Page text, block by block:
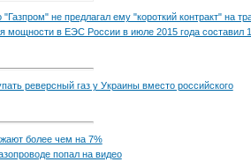
не предлагал ему "короткий контракт" на
мощности в ЕЭС России в июле 2015 года составил
реверсный газ у Украины вместо российского
более чем на 7%
попал на видео